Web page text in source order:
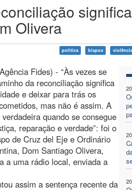
Olivera
política bispos
Fides) - “Às vezes se
da reconciliação significa
e deixar para trás os
mas não é assim. A
quando se consegue
reparação e verdade”: foi o
de Cruz del Eje e Ordinário
Dom Santiago Olivera,
a uma rádio local, enviada a
assim a sentença recente da